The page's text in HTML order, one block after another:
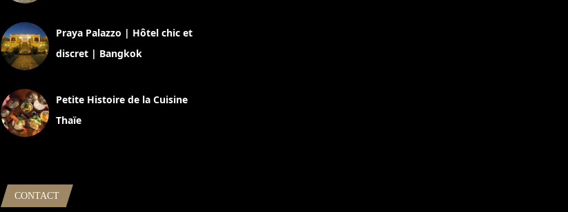
Praya Palazzo | Hôtel chic et
discret | Bangkok
Petite Histoire de la Cuisine
Thaïe
CONTACT